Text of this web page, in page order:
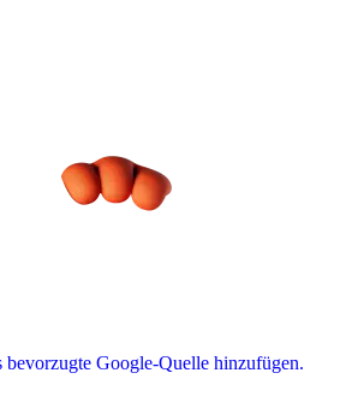
Google-Quelle hinzufügen.